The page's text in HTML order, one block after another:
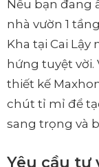
Nếu bạn đang
nhà vườn 1
Kha tại Cai
hứng tuyệt vời.
thiết kế
chút tỉ mỉ để
sang trọng và
Yêu cầu tư